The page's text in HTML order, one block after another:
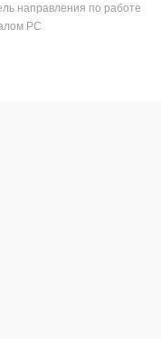
направления по работе
РС